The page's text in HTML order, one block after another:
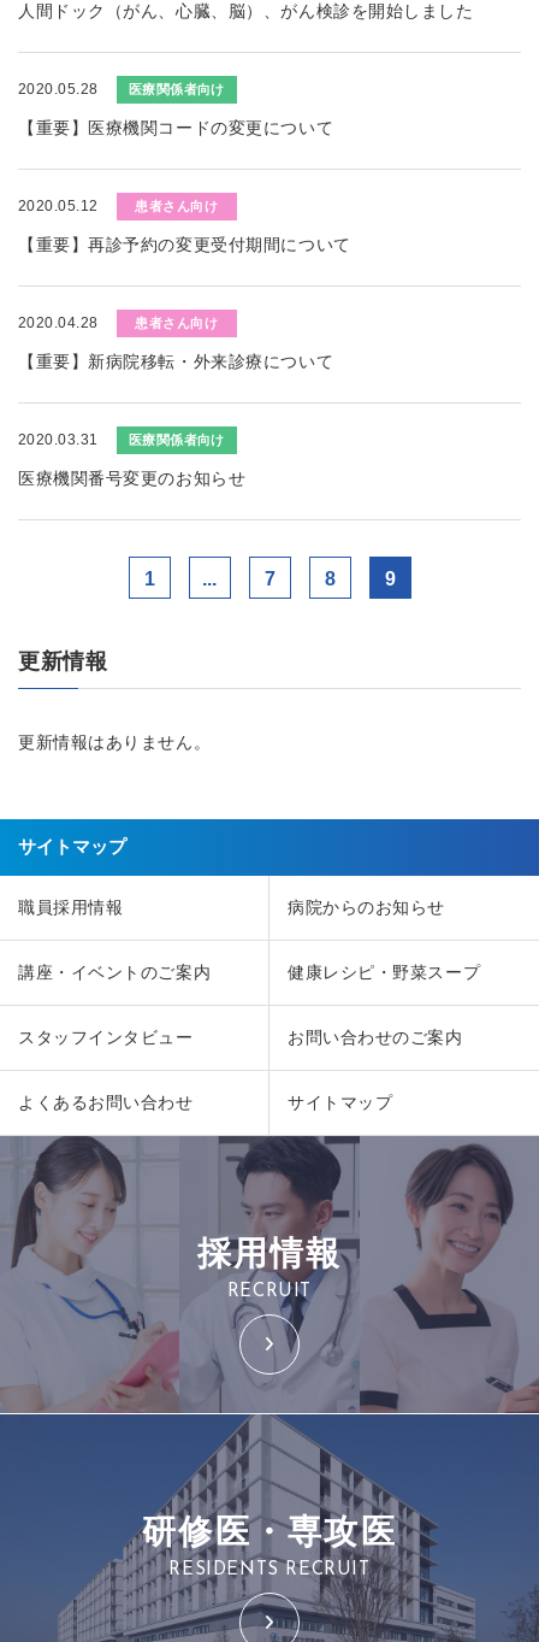
人間ドック（がん、心臓、脳）、がん検診を開始しました
2020.05.28 医療関係者向け
【重要】医療機関コードの変更について
2020.05.12 患者さん向け
【重要】再診予約の変更受付期間について
2020.04.28 患者さん向け
【重要】新病院移転・外来診療について
2020.03.31 医療関係者向け
医療機関番号変更のお知らせ
1 ... 7 8 9
更新情報
更新情報はありません。
サイトマップ
職員採用情報 病院からのお知らせ
講座・イベントのご案内 健康レシピ・野菜スープ
スタッフインタビュー お問い合わせのご案内
よくあるお問い合わせ サイトマップ
採用情報
RECRUIT
研修医・専攻医
RESIDENTS RECRUIT